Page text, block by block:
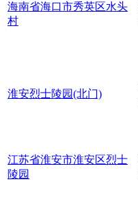
海南省海口市秀英区水头
村
淮安烈士陵园(北门)
江苏省淮安市淮安区烈士
陵园